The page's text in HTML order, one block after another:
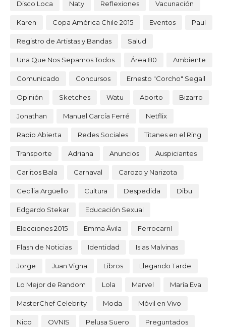
Disco Loca Naty Reflexiones Vacunación
Karen Copa América Chile 2015 Eventos Paul
Registro de Artistas y Bandas Salud
Una Que Nos Sepamos Todos Área 80 Ambiente
Comunicado Concursos Ernesto "Corcho" Segall
Opinión Sketches Watu Aborto Bizarro
Jonathan Manuel García Ferré Netflix
Radio Abierta Redes Sociales Titanes en el Ring
Transporte Adriana Anuncios Auspiciantes
Carlitos Bala Carnaval Carozo y Narizota
Cecilia Argüello Cultura Despedida Dibu
Edgardo Stekar Educación Sexual
Elecciones 2015 Emma Ávila Ferrocarril
Flash de Noticias Identidad Islas Malvinas
Jorge Juan Vigna Libros Llegando Tarde
Lo Mejor de Random Lola Marvel María Eva
MasterChef Celebrity Moda Móvil en Vivo
Nico OVNIS Pelusa Suero Preguntados